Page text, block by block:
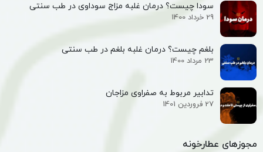
سودا چیست؟ درمان غلبه مزاج سوداوی در طب سنتی
29 خرداد 1400
بلغم چیست؟ درمان غلبه بلغم در طب سنتی
23 مرداد 1400
تدابیر مربوط به صفراوی مزاجان
27 فروردین 1401
مجوزهای عطارخونه